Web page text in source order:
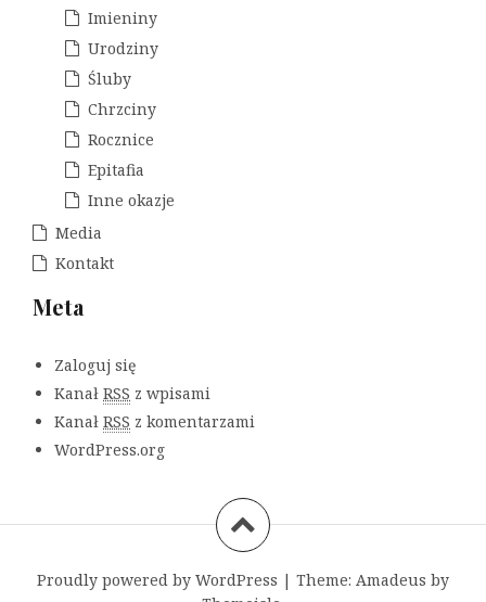
Imieniny
Urodziny
Śluby
Chrzciny
Rocznice
Epitafia
Inne okazje
Media
Kontakt
Meta
Zaloguj się
Kanał RSS z wpisami
Kanał RSS z komentarzami
WordPress.org
Proudly powered by WordPress | Theme: Amadeus by